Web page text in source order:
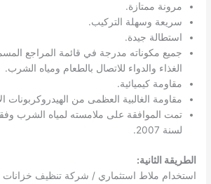
مرونة ممتازة.
سريعة وسهلة التركيب.
استطالة جيدة.
جميع مكوناته مدرجة في قائمة المراجع
الغذاء والدواء للاتصال بالطعام ومياه الشرب.
مقاومة كيميائية.
مقاومة الغالبية العظمى من الهيدروكربونات
لسنة 2007.
الطريقة الثانية:
استخدام ملاط ​​استثماري / شركة تنظيف